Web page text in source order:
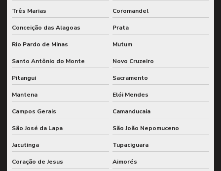
Três Marias Coromandel
Conceição das Alagoas Prata
Rio Pardo de Minas Mutum
Santo Antônio do Monte Novo Cruzeiro
Pitangui Sacramento
Mantena Elói Mendes
Campos Gerais Camanducaia
São José da Lapa São João Nepomuceno
Jacutinga Tupaciguara
Coração de Jesus Aimorés